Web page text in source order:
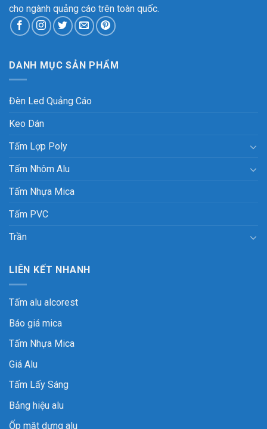
cho ngành quảng cáo trên toàn quốc.
DANH MỤC SẢN PHẨM
Đèn Led Quảng Cáo
Keo Dán
Tấm Lợp Poly
Tấm Nhôm Alu
Tấm Nhựa Mica
Tấm PVC
Trần
LIÊN KẾT NHANH
Tấm alu alcorest
Báo giá mica
Tấm Nhựa Mica
Giá Alu
Tấm Lấy Sáng
Bảng hiệu alu
Ốp mặt dựng alu